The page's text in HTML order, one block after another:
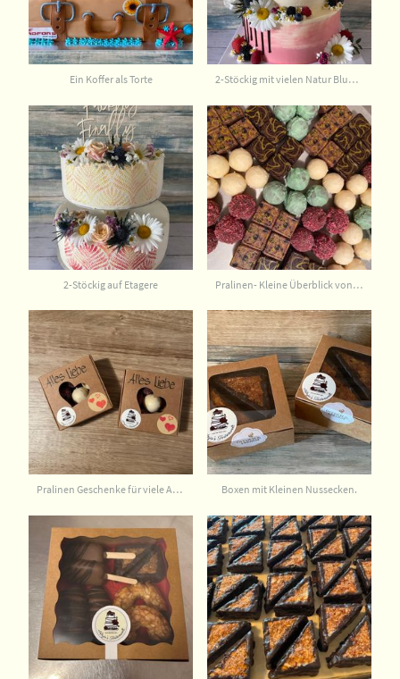
Ein Koffer als Torte 2-Stöckig mit vielen Natur Blumen
2-Stöckig auf Etagere Pralinen- Kleine Überblick von vielen Sorten
Pralinen Geschenke für viele Anlässe Boxen mit Kleinen Nussecken.